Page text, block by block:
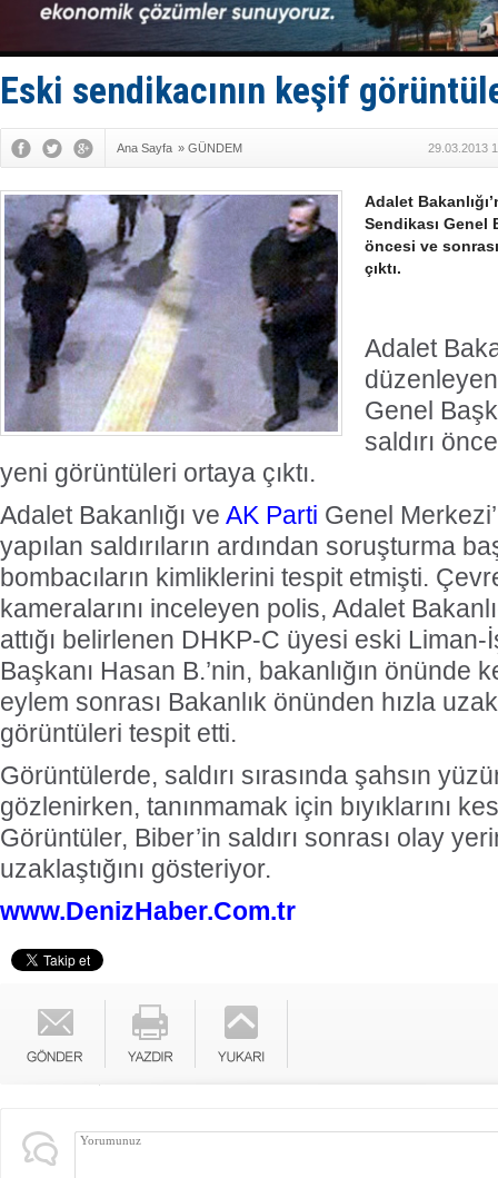
Dron
'REGAL 1'
Gemide 5
Rus
Eski sendikacının keşif
Ana Sayfa » GÜNDEM 29.03.2013
Adalet
Sendikası Genel
öncesi ve
çıktı.
Adalet
Genel
saldırı
yeni görüntüleri ortaya çıktı.
Adalet Bakanlığı ve AK Parti Genel
yapılan saldırıların ardından soruşturma
bombacıların kimliklerini tespit etmişti.
kameralarını inceleyen polis, Adalet
attığı belirlenen DHKP-C üyesi eski Liman-
Başkanı Hasan B.’nin, bakanlığın önünde
eylem sonrası Bakanlık önünden hızla
görüntüleri tespit etti.
Görüntülerde, saldırı sırasında şahsın
gözlenirken, tanınmamak için bıyıklarını
Görüntüler, Biber’in saldırı sonrası olay
uzaklaştığını gösteriyor.
www.DenizHaber.Com.tr